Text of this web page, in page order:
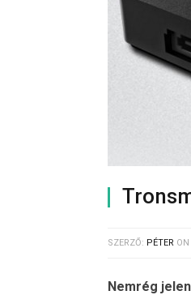
SZERZŐ: PÉTER ON
Nemrég